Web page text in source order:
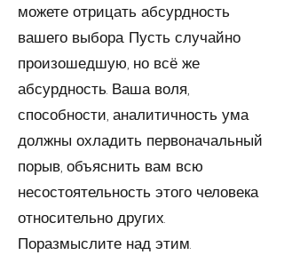
можете отрицать абсурдность
вашего выбора. Пусть случайно
произошедшую, но всё же
абсурдность. Ваша воля,
способности, аналитичность ума
должны охладить первоначальный
порыв, объяснить вам всю
несостоятельность этого человека
относительно других.
Поразмыслите над этим.